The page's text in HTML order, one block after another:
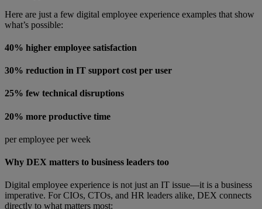
Here are just a few digital employee experience examples that show
what’s possible:
40% higher employee satisfaction
30% reduction in IT support cost per user
25% few technical disruptions
20% more productive time
per employee per week
Why DEX matters to business leaders too
Digital employee experience is not just an IT issue—it is a business
imperative. For CIOs, CTOs, and HR leaders alike, DEX connects
directly to what matters most: